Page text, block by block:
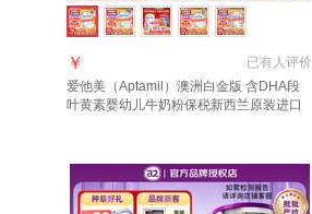
已有人评价
￥
爱他美（Aptamil）澳洲白金版 含DHA段
叶黄素婴幼儿牛奶粉保税新西兰原装进口